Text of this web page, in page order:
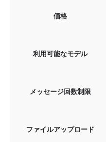
価格
利用可能なモデル
メッセージ回数制限
ファイルアップロード